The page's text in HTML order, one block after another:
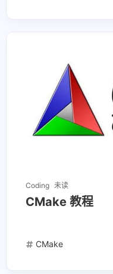
Coding 未读
CMake 教程
CMake